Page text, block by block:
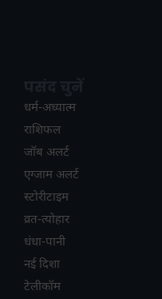
धर्म-अध्यात्म
राशिफल
जॉब अलर्ट
एग्जाम अलर्ट
स्टोरीटाइम
व्रत-त्योहार
धंधा-पानी
नई दिशा
टेलीकॉम